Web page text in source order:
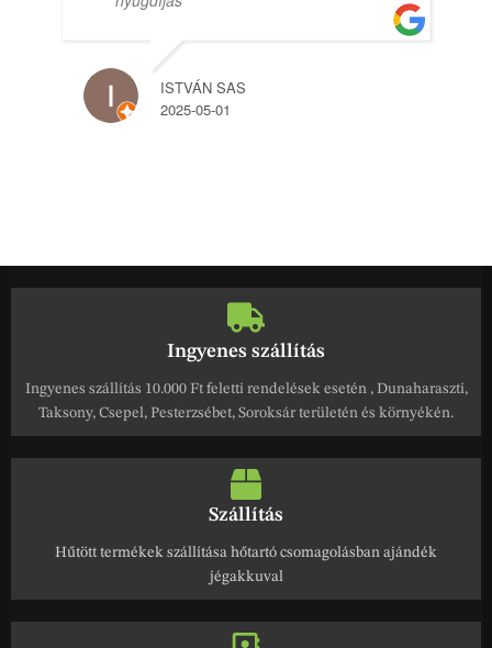
ISTVÁN SAS
2025-05-01
Ingyenes szállítás
Ingyenes szállítás 10.000 Ft feletti rendelések esetén , Dunaharaszti,
Taksony, Csepel, Pesterzsébet, Soroksár területén és környékén.
Szállítás
Hűtött termékek szállítása hőtartó csomagolásban ajándék
jégakkuval